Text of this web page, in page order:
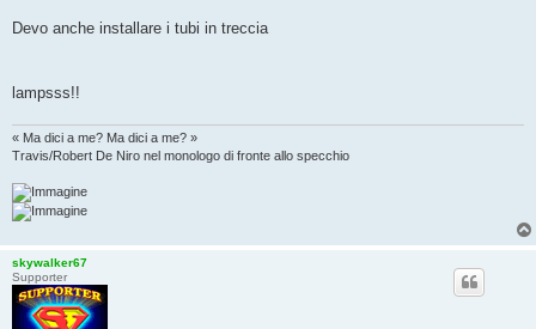
i
Devo anche installare i tubi in treccia
lampsss!!
« Ma dici a me? Ma dici a me? »
Travis/Robert De Niro nel monologo di fronte allo specchio
skywalker67
Supporter